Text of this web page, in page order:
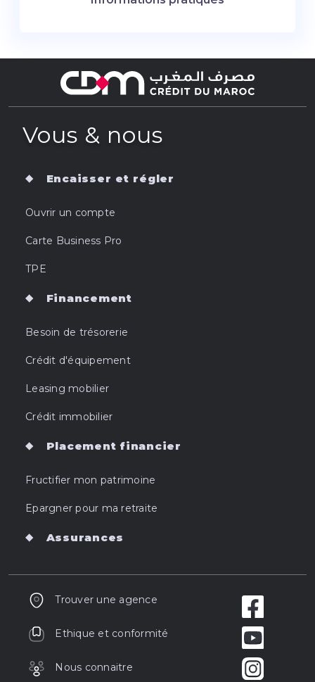
Vous & nous
Encaisser et régler
Ouvrir un compte
Carte Business Pro
TPE
Financement
Besoin de trésorerie
Crédit d'équipement
Leasing mobilier
Crédit immobilier
Placement financier
Fructifier mon patrimoine
Epargner pour ma retraite
Assurances
Trouver une agence
Ethique et conformité
Nous connaitre